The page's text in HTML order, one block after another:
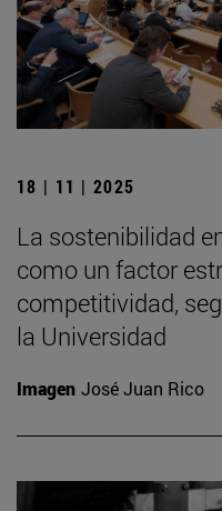
18 | 11 | 2025
La sostenibilidad
como un factor
competitividad,
la Universidad
Imagen José Juan Rico